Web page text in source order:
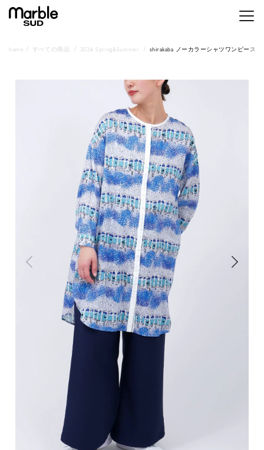
メニ
home すべての商品 2026 Spring&Summer shirakaba ノーカラーシャツワンピース